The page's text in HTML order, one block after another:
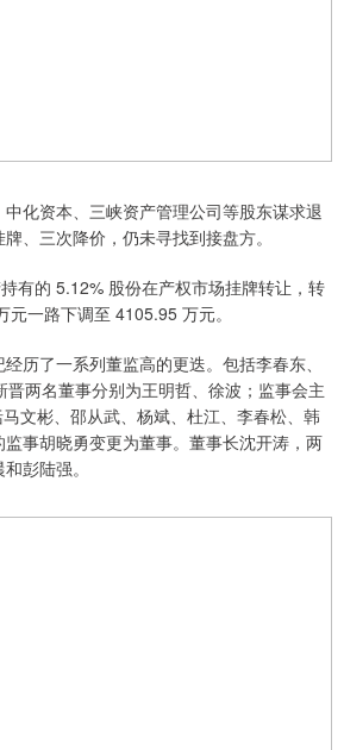
化资本、三峡资产管理公司等股东谋求退
、三次降价，仍未寻找到接盘方。
有的 5.12% 股份在产权市场挂牌转让，转
一路下调至 4105.95 万元。
历了一系列董监高的更迭。包括李春东、
两名董事分别为王明哲、徐波；监事会主
文彬、邵从武、杨斌、杜江、李春松、韩
事胡晓勇变更为董事。董事长沈开涛，两
彭陆强。